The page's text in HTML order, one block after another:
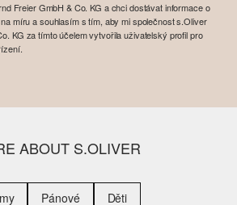
Freier GmbH & Co. KG a chci dostávat informace o
míru a souhlasím s tím, aby mi společnost s.Oliver
KG za tímto účelem vytvořila uživatelský profil pro
ABOUT S.OLIVER
Pánové Děti